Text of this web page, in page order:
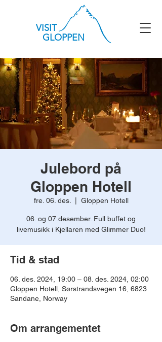
VISIT
GLOPPEN
Julebord på
Gloppen Hotell
fre. 06. des. Gloppen Hotell
06. og 07.desember. Full buffet og
livemusikk i Kjellaren med Glimmer Duo!
Tid & stad
06. des. 2024, 19:00 – 08. des. 2024, 02:00
Gloppen Hotell, Sørstrandsvegen 16, 6823
Sandane, Norway
Om arrangementet